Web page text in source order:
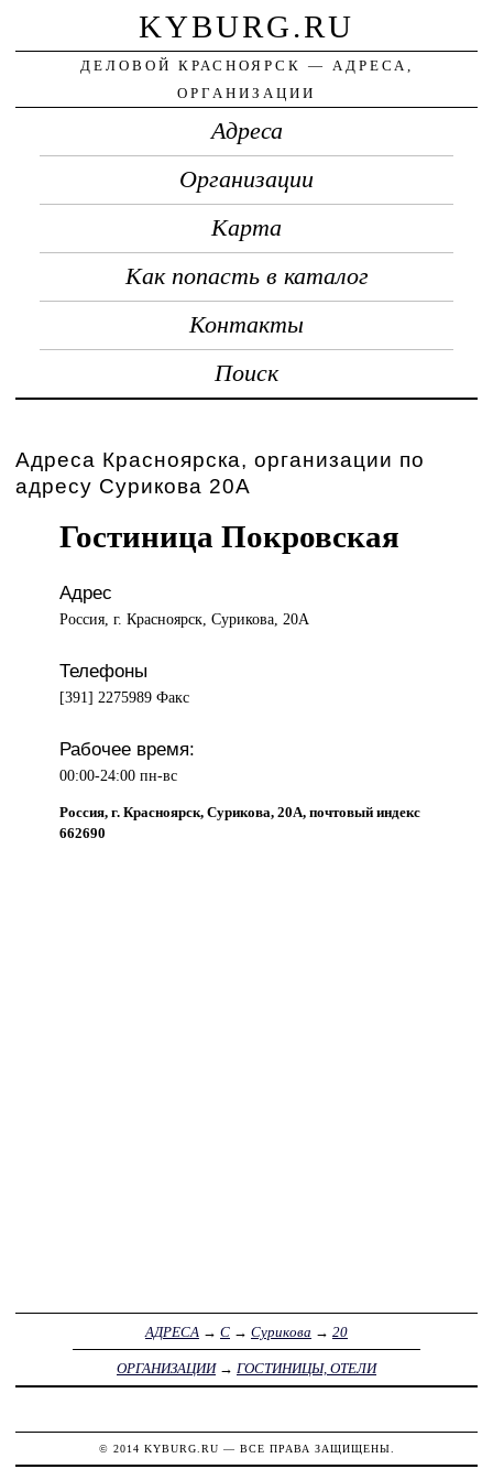
KYBURG.RU
ДЕЛОВОЙ КРАСНОЯРСК — АДРЕСА,
ОРГАНИЗАЦИИ
Адреса
Организации
Карта
Как попасть в каталог
Контакты
Поиск
Адреса Красноярска, организации по
адресу Сурикова 20А
Гостиница Покровская
Адрес
Россия, г. Красноярск, Сурикова, 20А
Телефоны
[391] 2275989 Факс
Рабочее время:
00:00-24:00 пн-вс
Россия, г. Красноярск, Сурикова, 20А, почтовый индекс
662690
АДРЕСА → С → Сурикова → 20
ОРГАНИЗАЦИИ→ ГОСТИНИЦЫ, ОТЕЛИ
© 2014 KYBURG.RU — ВСЕ ПРАВА ЗАЩИЩЕНЫ.